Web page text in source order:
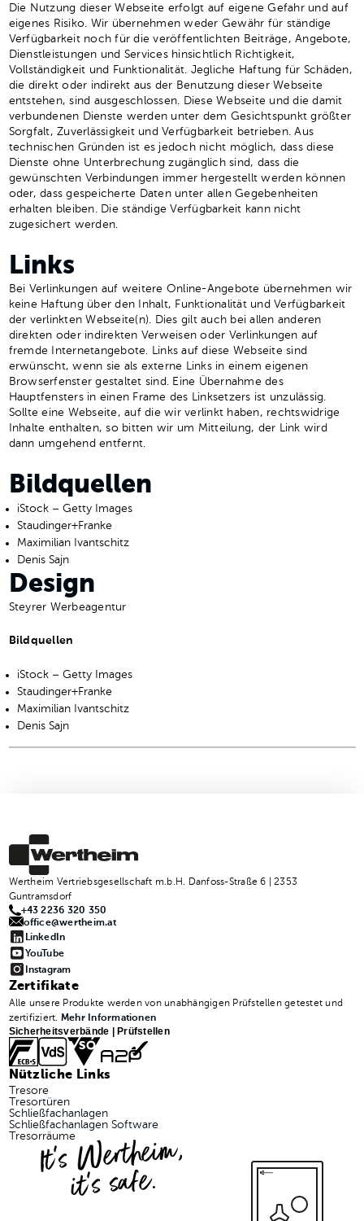
Die Nutzung dieser Webseite erfolgt auf eigene Gefahr und auf
eigenes Risiko. Wir übernehmen weder Gewähr für ständige
Verfügbarkeit noch für die veröffentlichten Beiträge, Angebote,
Dienstleistungen und Services hinsichtlich Richtigkeit,
Vollständigkeit und Funktionalität. Jegliche Haftung für Schäden,
die direkt oder indirekt aus der Benutzung dieser Webseite
entstehen, sind ausgeschlossen. Diese Webseite und die damit
verbundenen Dienste werden unter dem Gesichtspunkt größter
Sorgfalt, Zuverlässigkeit und Verfügbarkeit betrieben. Aus
technischen Gründen ist es jedoch nicht möglich, dass diese
Dienste ohne Unterbrechung zugänglich sind, dass die
gewünschten Verbindungen immer hergestellt werden können
oder, dass gespeicherte Daten unter allen Gegebenheiten
erhalten bleiben. Die ständige Verfügbarkeit kann nicht
zugesichert werden.
Links
Bei Verlinkungen auf weitere Online-Angebote übernehmen wir
keine Haftung über den Inhalt, Funktionalität und Verfügbarkeit
der verlinkten Webseite(n). Dies gilt auch bei allen anderen
direkten oder indirekten Verweisen oder Verlinkungen auf
fremde Internetangebote. Links auf diese Webseite sind
erwünscht, wenn sie als externe Links in einem eigenen
Browserfenster gestaltet sind. Eine Übernahme des
Hauptfensters in einen Frame des Linksetzers ist unzulässig.
Sollte eine Webseite, auf die wir verlinkt haben, rechtswidrige
Inhalte enthalten, so bitten wir um Mitteilung, der Link wird
dann umgehend entfernt.
Bildquellen
iStock – Getty Images
Staudinger+Franke
Maximilian Ivantschitz
Denis Sajn
Design
Steyrer Werbeagentur
Bildquellen
iStock – Getty Images
Staudinger+Franke
Maximilian Ivantschitz
Denis Sajn
Wertheim Vertriebsgesellschaft m.b.H. Danfoss-Straße 6 | 2353
Guntramsdorf
+43 2236 320 350
office@wertheim.at
LinkedIn
YouTube
Instagram
Zertifikate
Alle unsere Produkte werden von unabhängigen Prüfstellen getestet und
zertifiziert. Mehr Informationen
Sicherheitsverbände | Prüfstellen
Nützliche Links
Tresore
Tresortüren
Schließfachanlagen
Schließfachanlagen Software
Tresorräume
It's Wertheim,
it's safe.